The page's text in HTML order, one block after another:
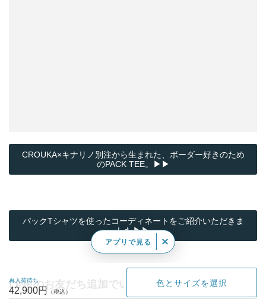
CROUKA×キナリノ別注から生まれた、ボーダー好きのため
のPACK TEE。▶▶
パックTシャツを使ったコーディネートをご紹介いただきま
した▶▶
LINEのお友だち追加でいいこといっぱい！
再入荷待ち
42,900円
色とサイズを選択
アプリで見る